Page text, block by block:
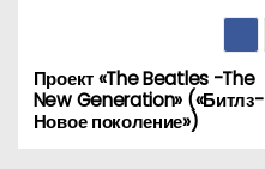
Н
а
Проект «The Beatles -The
New Generation» («Битлз-
Новое поколение»)